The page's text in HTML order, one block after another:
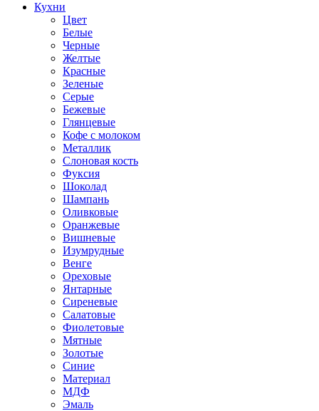
Кухни
Цвет
Белые
Черные
Желтые
Красные
Зеленые
Серые
Бежевые
Глянцевые
Кофе с молоком
Металлик
Слоновая кость
Фуксия
Шоколад
Шампань
Оливковые
Оранжевые
Вишневые
Изумрудные
Венге
Ореховые
Янтарные
Сиреневые
Салатовые
Фиолетовые
Мятные
Золотые
Синие
Материал
МДФ
Эмаль